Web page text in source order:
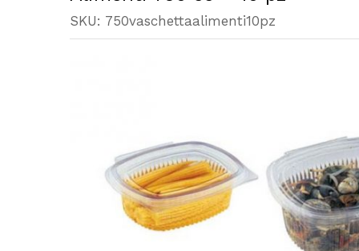
SKU: 750vaschettaalimenti10pz